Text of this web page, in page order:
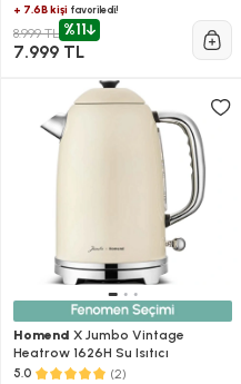
+ 7.6B kişi favoriledi!
8.999 TL %11
7.999 TL
Homend X Jumbo Vintage
Heatrow 1626H Su Isıtıcı
5.0 (2)